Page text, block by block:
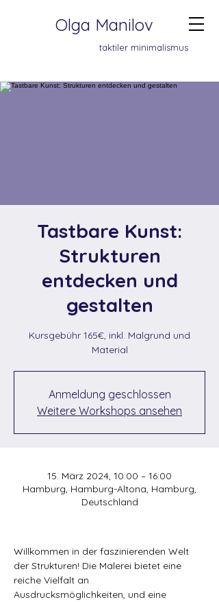
Olga Manilov
taktiler minimalismus
Tastbare Kunst:
Strukturen
entdecken und
gestalten
Kursgebühr 165€, inkl. Malgrund und
Material
Anmeldung geschlossen
Weitere Workshops ansehen
15. März 2024, 10:00 – 16:00
Hamburg, Hamburg-Altona, Hamburg,
Deutschland
Willkommen in der faszinierenden Welt
der Strukturen! Die Malerei bietet eine
reiche Vielfalt an
Ausdrucksmöglichkeiten, und eine